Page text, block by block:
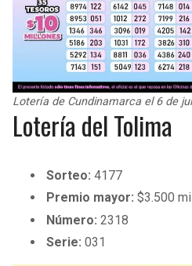
Lotería de Cundinamarca el 6 de
Lotería del Tolima
Sorteo:4177
Premio mayor:$3.500
Número:2318
Serie:031